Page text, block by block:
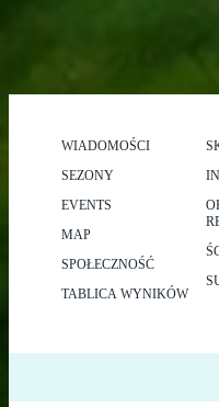
WIADOMOŚCI
SEZONY
EVENTS
MAP
SPOŁECZNOŚĆ
TABLICA WYNIKÓW